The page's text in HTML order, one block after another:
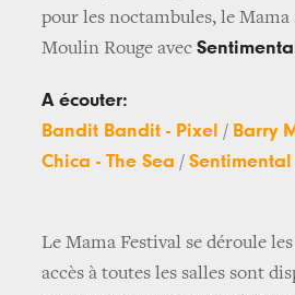
pour les noctambules, le
Moulin Rouge avec
A écouter:
Bandit Bandit - Pixel / Barry
Chica - The Sea / Sentimental
Le Mama Festival se déroule
accès à toutes les salles sont